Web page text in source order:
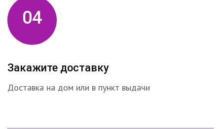
04
Закажите доставку
Доставка на дом или в пункт выдачи